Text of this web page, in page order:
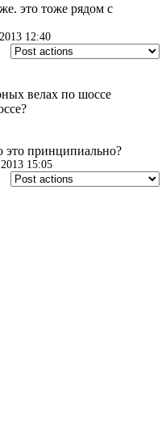
это тоже рядом с
12:40
велах по шоссе
это принципиально?
15:05